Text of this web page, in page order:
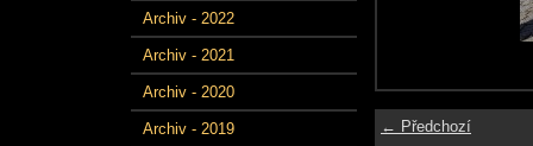
Archiv - 2022
Archiv - 2021
Archiv - 2020
Archiv - 2019
← Předchozí